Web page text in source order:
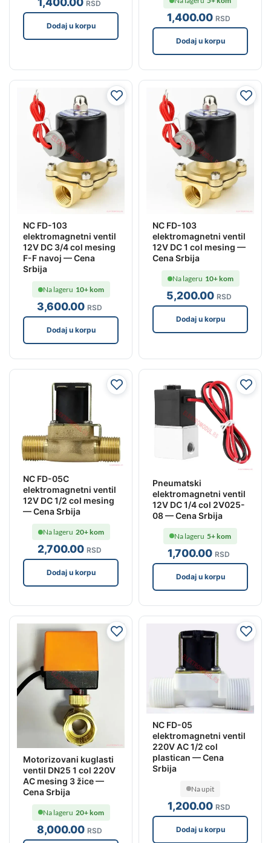
RSD
Dodaj u korpu
1,400.00 RSD
Dodaj u korpu
NC FD-103
elektromagnetni ventil
12V DC 3/4 col mesing
F-F navoj — Cena
Srbija
3,600.00 RSD
Na lageru 10+ kom
Dodaj u korpu
NC FD-103
elektromagnetni ventil
12V DC 1 col mesing —
Cena Srbija
5,200.00 RSD
Na lageru 10+ kom
Dodaj u korpu
NC FD-05C
elektromagnetni ventil
12V DC 1/2 col mesing
— Cena Srbija
2,700.00 RSD
Na lageru 20+ kom
Dodaj u korpu
Pneumatski
elektromagnetni ventil
12V DC 1/4 col 2V025-
08 — Cena Srbija
1,700.00 RSD
Na lageru 5+ kom
Dodaj u korpu
Motorizovani kuglasti
ventil DN25 1 col 220V
AC mesing 3 žice —
Cena Srbija
8,000.00 RSD
Na lageru 20+ kom
NC FD-05
elektromagnetni ventil
220V AC 1/2 col
plastican — Cena
Srbija
1,200.00 RSD
Na upit
Dodaj u korpu